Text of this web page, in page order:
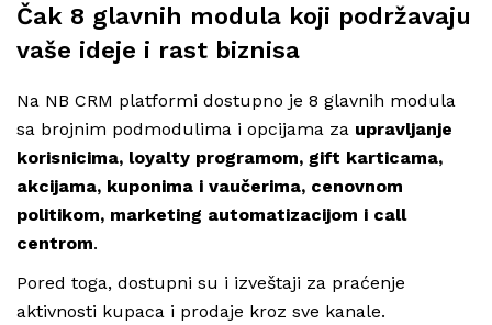
Čak 8 glavnih modula koji podržavaju
vaše ideje i rast biznisa
Na NB CRM platformi dostupno je 8 glavnih modula
sa brojnim podmodulima i opcijama za upravljanje
korisnicima, loyalty programom, gift karticama,
akcijama, kuponima i vaučerima, cenovnom
politikom, marketing automatizacijom i call
centrom.
Pored toga, dostupni su i izveštaji za praćenje
aktivnosti kupaca i prodaje kroz sve kanale.